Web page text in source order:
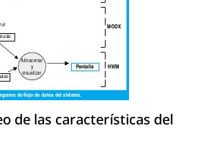
de las características del